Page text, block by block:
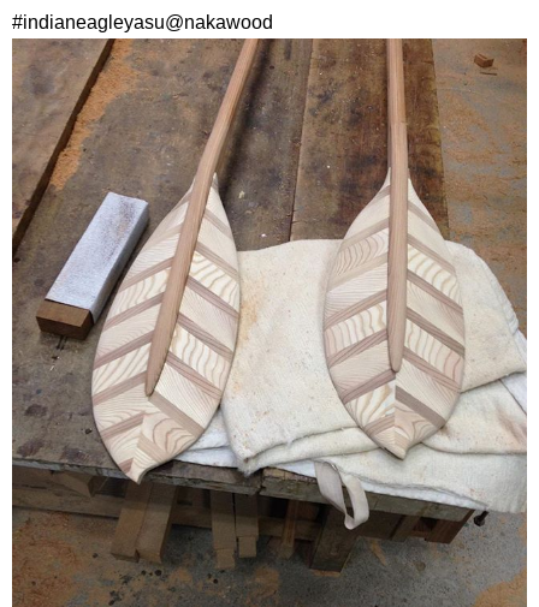
#indianeagleyasu@nakawood